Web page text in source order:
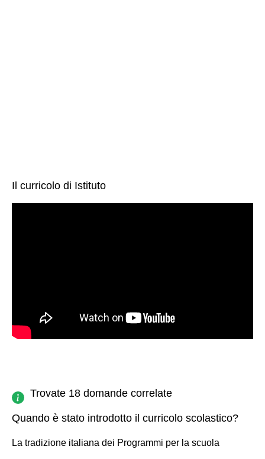
Il curricolo di Istituto
Trovate 18 domande correlate
Quando è stato introdotto il curricolo scolastico?
La tradizione italiana dei Programmi per la scuola